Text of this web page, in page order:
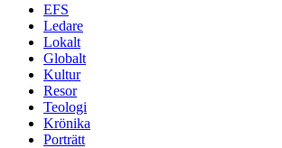
EFS
Ledare
Lokalt
Globalt
Kultur
Resor
Teologi
Krönika
Porträtt